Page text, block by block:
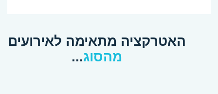
Facebook
האטרקציה מתאימה לאירועים
מהסוג...